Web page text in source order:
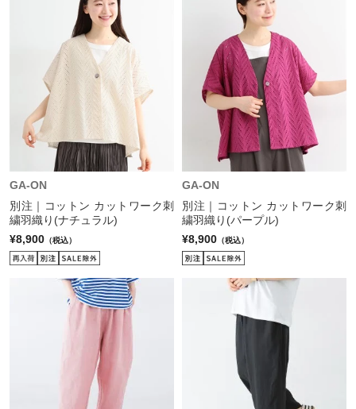
GA-ON
別注｜コットン カットワーク刺
繍羽織り(ナチュラル)
¥8,900 （税込）
GA-ON
別注｜コットン カットワーク刺
繍羽織り(パープル)
¥8,900 （税込）